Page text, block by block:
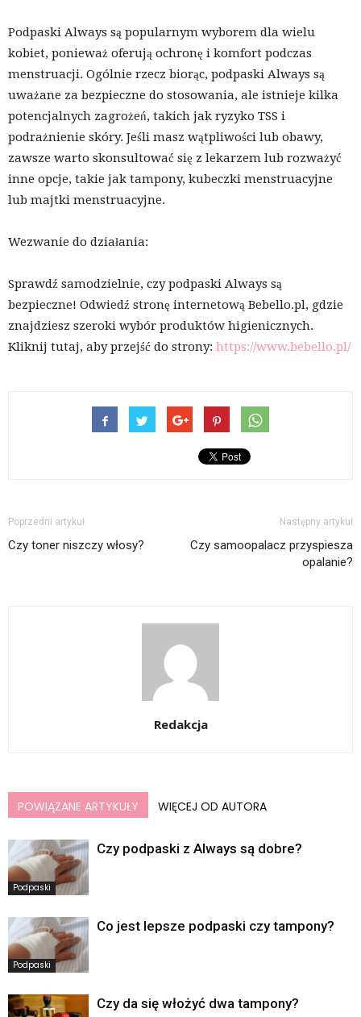
Podpaski Always są popularnym wyborem dla wielu
kobiet, ponieważ oferują ochronę i komfort podczas
menstruacji. Ogólnie rzecz biorąc, podpaski Always są
uważane za bezpieczne do stosowania, ale istnieje kilka
potencjalnych zagrożeń, takich jak ryzyko TSS i
podrażnienie skóry. Jeśli masz wątpliwości lub obawy,
zawsze warto skonsultować się z lekarzem lub rozważyć
inne opcje, takie jak tampony, kubeczki menstruacyjne
lub majtki menstruacyjne.
Wezwanie do działania:
Sprawdź samodzielnie, czy podpaski Always są
bezpieczne! Odwiedź stronę internetową Bebello.pl, gdzie
znajdziesz szeroki wybór produktów higienicznych.
Kliknij tutaj, aby przejść do strony: https://www.bebello.pl/
Poprzedni artykuł
Czy toner niszczy włosy?
Następny artykuł
Czy samoopalacz przyspiesza
opalanie?
Redakcja
POWIĄZANE ARTYKUŁY WIĘCEJ OD AUTORA
Podpaski
Czy podpaski z Always są dobre?
Podpaski
Co jest lepsze podpaski czy tampony?
Czy da się włożyć dwa tampony?